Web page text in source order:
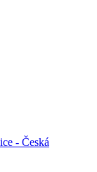
- Česká